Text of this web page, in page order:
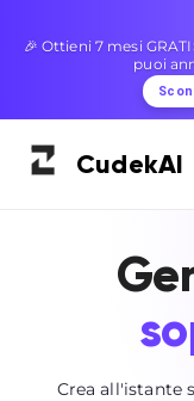
🎉 Ottieni 7 mesi
puoi
CudekAI
Crea all'istante